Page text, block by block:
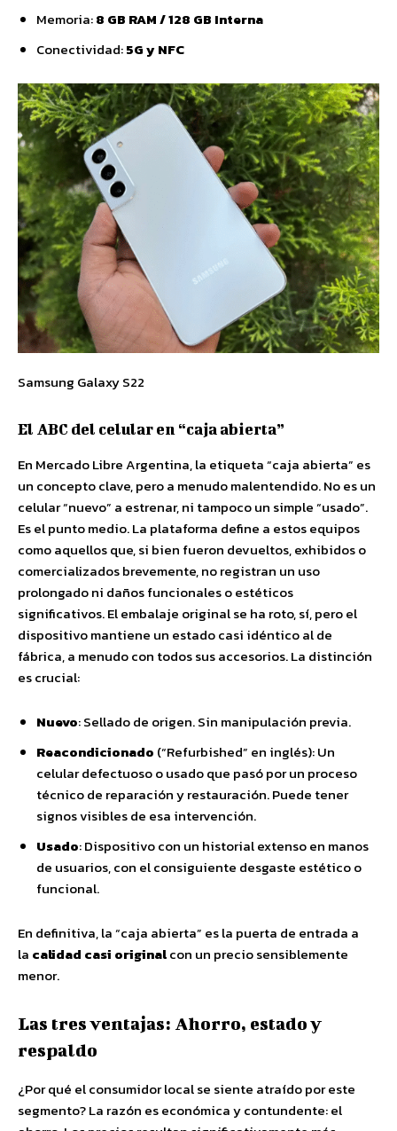
Memoria:8 GB RAM / 128 GB Interna
Conectividad:5G y NFC
Samsung Galaxy S22
El ABC del celular en “caja abierta”
En Mercado Libre Argentina, la etiqueta “caja abierta” es
un concepto clave, pero a menudo malentendido. No es un
celular “nuevo” a estrenar, ni tampoco un simple “usado”.
Es el punto medio. La plataforma define a estos equipos
como aquellos que, si bien fueron devueltos, exhibidos o
comercializados brevemente, no registran un uso
prolongado ni daños funcionales o estéticos
significativos. El embalaje original se ha roto, sí, pero el
dispositivo mantiene un estado casi idéntico al de
fábrica, a menudo con todos sus accesorios. La distinción
es crucial:
Nuevo: Sellado de origen. Sin manipulación previa.
Reacondicionado (“Refurbished” en inglés): Un
celular defectuoso o usado que pasó por un proceso
técnico de reparación y restauración. Puede tener
signos visibles de esa intervención.
Usado: Dispositivo con un historial extenso en manos
de usuarios, con el consiguiente desgaste estético o
funcional.
En definitiva, la “caja abierta” es la puerta de entrada a
la calidad casi originalcon un precio sensiblemente
menor.
Las tres ventajas: Ahorro, estado y
respaldo
¿Por qué el consumidor local se siente atraído por este
segmento? La razón es económica y contundente: el